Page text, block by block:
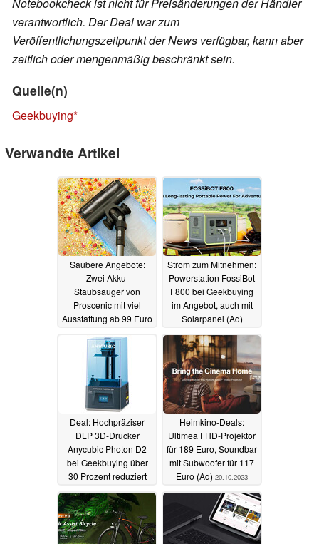
verantwortlich. Der Deal war zum
Veröffentlichungszeitpunkt der News verfügbar, kann aber
zeitlich oder mengenmäßig beschränkt sein.
Quelle(n)
Geekbuying
Verwandte Artikel
Saubere Angebote:
Zwei Akku-
Staubsauger von
Proscenic mit viel
Ausstattung ab 99 Euro
Strom zum Mitnehmen:
Powerstation FossiBot
F800 bei Geekbuying
im Angebot, auch mit
Solarpanel (Ad)
24.10.2023
Deal: Hochpräziser
DLP 3D-Drucker
Anycubic Photon D2
bei Geekbuying über
30 Prozent reduziert
23.10.2023
Heimkino-Deals:
Ultimea FHD-Projektor
für 189 Euro, Soundbar
mit Subwoofer für 117
Euro (Ad) 20.10.2023